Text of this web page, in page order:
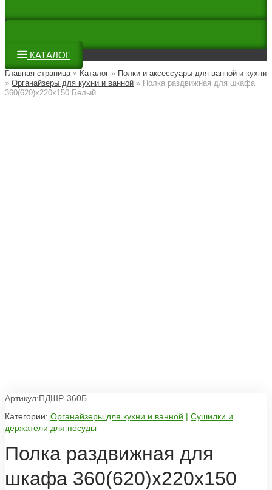
КАТАЛОГ
Главная страница» Каталог » Полки и аксессуары для ванной и кухни
» Органайзеры для кухни и ванной » Полка раздвижная для шкафа
360(620)х220х150 Белый
Артикул:ПДШР-360Б
Категории: Органайзеры для кухни и ванной | Сушилки и
держатели для посуды
Полка раздвижная для
шкафа 360(620)х220х150